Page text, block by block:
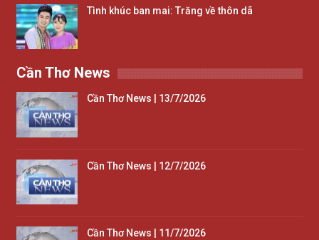
Tình khúc ban mai: Trăng về thôn dã
Cần Thơ News
Cần Thơ News | 13/7/2026
Cần Thơ News | 12/7/2026
Cần Thơ News | 11/7/2026